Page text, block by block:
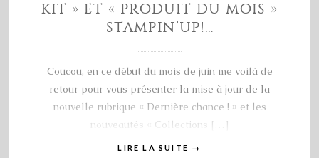
KIT » ET « PRODUIT DU MOIS »
STAMPIN’UP!…
Coucou, en ce début du mois de juin me voilà de
retour pour vous présenter la mise à jour de la
nouvelle rubrique « Dernière chance ! » et les
nouveautés « Collections […]
LIRE LA SUITE →